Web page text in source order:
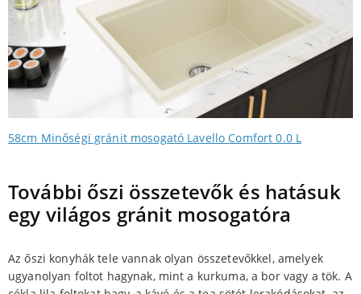
58cm Minőségi gránit mosogató Lavello Comfort 0.0 L
További őszi összetevők és hatásuk
egy világos gránit mosogatóra
Az őszi konyhák tele vannak olyan összetevőkkel, amelyek
ugyanolyan foltot hagynak, mint a kurkuma, a bor vagy a tök. A